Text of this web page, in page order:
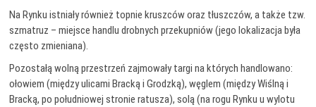
Na Rynku istniały również topnie kruszców oraz tłuszczów, a także tzw.
szmatruz – miejsce handlu drobnych przekupniów (jego lokalizacja była
często zmieniana).
Pozostałą wolną przestrzeń zajmowały targi na których handlowano:
ołowiem (między ulicami Bracką i Grodzką), węglem (między Wiślną i
Bracką, po południowej stronie ratusza), solą (na rogu Rynku u wylotu